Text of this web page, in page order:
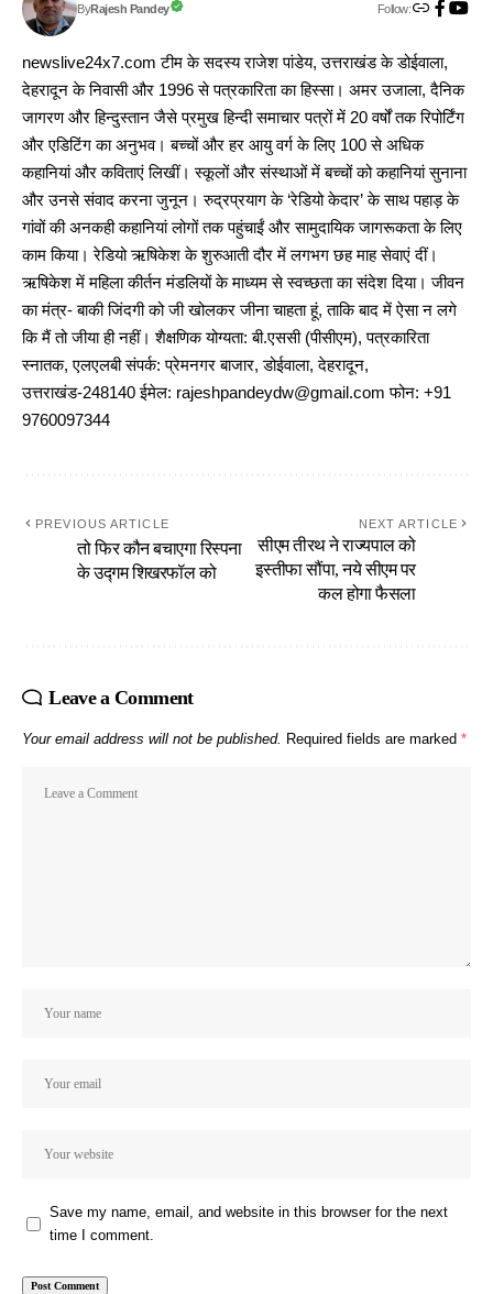
ByRajesh Pandey Follow:
newslive24x7.com टीम के सदस्य राजेश पांडेय, उत्तराखंड के डोईवाला,
देहरादून के निवासी और 1996 से पत्रकारिता का हिस्सा। अमर उजाला, दैनिक
जागरण और हिन्दुस्तान जैसे प्रमुख हिन्दी समाचार पत्रों में 20 वर्षों तक रिपोर्टिंग
और एडिटिंग का अनुभव। बच्चों और हर आयु वर्ग के लिए 100 से अधिक
कहानियां और कविताएं लिखीं। स्कूलों और संस्थाओं में बच्चों को कहानियां सुनाना
और उनसे संवाद करना जुनून। रुद्रप्रयाग के ‘रेडियो केदार’ के साथ पहाड़ के
गांवों की अनकही कहानियां लोगों तक पहुंचाईं और सामुदायिक जागरूकता के लिए
काम किया। रेडियो ऋषिकेश के शुरुआती दौर में लगभग छह माह सेवाएं दीं।
ऋषिकेश में महिला कीर्तन मंडलियों के माध्यम से स्वच्छता का संदेश दिया। जीवन
का मंत्र- बाकी जिंदगी को जी खोलकर जीना चाहता हूं, ताकि बाद में ऐसा न लगे
कि मैं तो जीया ही नहीं। शैक्षणिक योग्यता: बी.एससी (पीसीएम), पत्रकारिता
स्नातक, एलएलबी संपर्क: प्रेमनगर बाजार, डोईवाला, देहरादून,
उत्तराखंड-248140 ईमेल: rajeshpandeydw@gmail.com फोन: +91
9760097344
PREVIOUS ARTICLE
तो फिर कौन बचाएगा रिस्पना
के उद्गम शिखरफॉल को
NEXT ARTICLE
सीएम तीरथ ने राज्यपाल को
इस्तीफा सौंपा, नये सीएम पर
कल होगा फैसला
Leave a Comment
Your email address will not be published. Required fields are marked *
Save my name, email, and website in this browser for the next
time I comment.